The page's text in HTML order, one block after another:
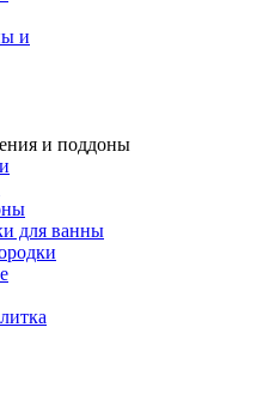
и
и поддоны
для ванны